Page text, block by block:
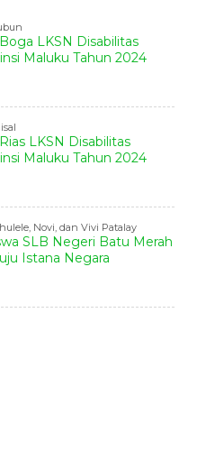
LKSN Disabilitas
Maluku Tahun 2024
LKSN Disabilitas
Maluku Tahun 2024
Novi, dan Vivi Patalay
SLB Negeri Batu Merah
Istana Negara